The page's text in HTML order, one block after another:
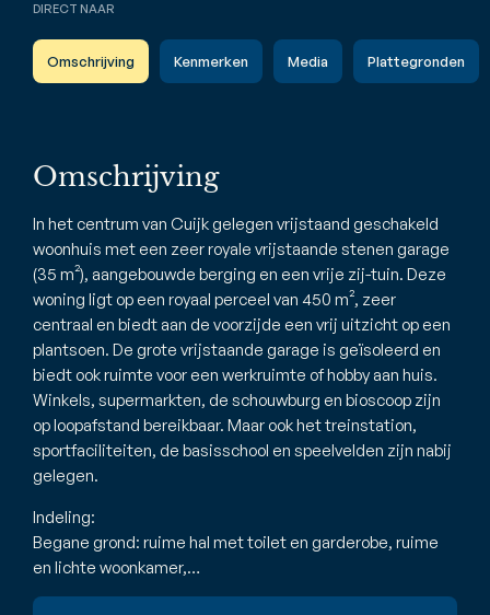
DIRECT NAAR
Omschrijving Kenmerken Media Plattegronden
Omschrijving
In het centrum van Cuijk gelegen vrijstaand geschakeld
woonhuis met een zeer royale vrijstaande stenen garage
(35 m²), aangebouwde berging en een vrije zij-tuin. Deze
woning ligt op een royaal perceel van 450 m², zeer
centraal en biedt aan de voorzijde een vrij uitzicht op een
plantsoen. De grote vrijstaande garage is geïsoleerd en
biedt ook ruimte voor een werkruimte of hobby aan huis.
Winkels, supermarkten, de schouwburg en bioscoop zijn
op loopafstand bereikbaar. Maar ook het treinstation,
sportfaciliteiten, de basisschool en speelvelden zijn nabij
gelegen.
Indeling:
Begane grond: ruime hal met toilet en garderobe, ruime
en lichte woonkamer,…